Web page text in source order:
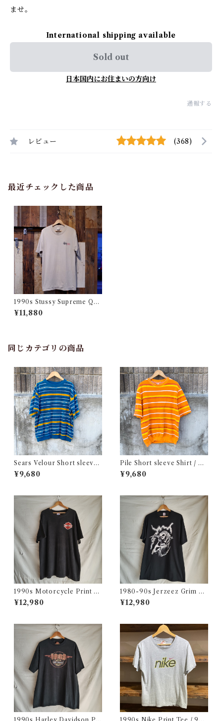
ませ。
International shipping available
Sold out
日本国内にお住まいの方向け
通報する
レビュー (368)
最近チェックした商品
1990s Stussy Supreme Qua
lity T-shirt / USA ステュー
シー シュプリーム クオリティ
¥11,880
同じカテゴリの商品
Sears Velour Short sleeve
Shirt / シアーズ ベロア ショ
ートスリーブ シャツ 古着
¥9,680
Pile Short sleeve Shirt / パ
イル生地 ショートスリーブ シ
ャツ 古着
¥9,680
1990s Motorcycle Print T-
Shirt Size XL / 90年代 ハー
レー バイカー Tシャツ スカル
¥12,980
1980-90s Jerzeez Grim Re
aper T-Shirt Size XL / ジャ
ージーズ 死神 スカル プリント
¥12,980